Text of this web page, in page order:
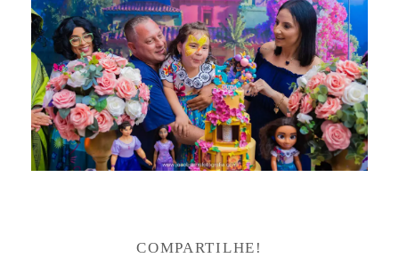
COMPARTILHE!